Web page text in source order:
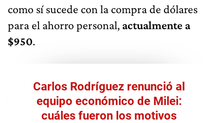
como sí sucede con la compra de dólares
para el ahorro personal, actualmente a
$950.
Carlos Rodríguez renunció al
equipo económico de Milei:
cuáles fueron los motivos